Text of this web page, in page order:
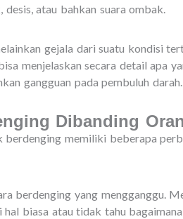
desis, atau bahkan suara ombak.
gejala dari suatu kondisi
menjelaskan secara detail apa
gangguan pada pembuluh darah.
Dibanding
memiliki beberapa
berdenging yang mengganggu.
biasa atau tidak tahu